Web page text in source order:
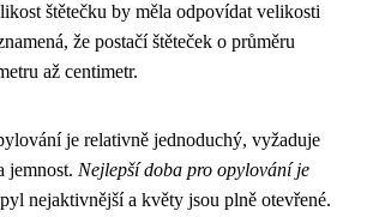
štětečku by měla odpovídat velikosti
že postačí štěteček o průměru
až centimetr.
je relativně jednoduchý, vyžaduje
jemnost. Nejlepší doba pro opylování je
nejaktivnější a květy jsou plně otevřené.